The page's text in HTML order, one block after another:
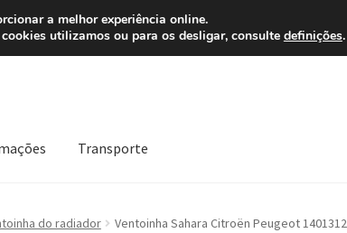
Ligue
Transporte
do radiador Ventoinha Sahara Citroën Peugeot
a melhor experiência online.
utilizamos ou para os desligar, consulte definições.